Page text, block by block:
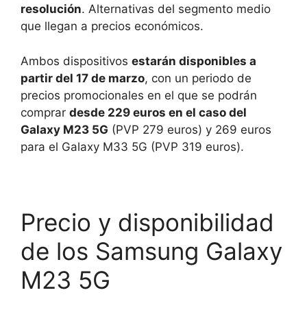
resolución. Alternativas del segmento medio
que llegan a precios económicos.
Ambos dispositivos estarán disponibles a
partir del 17 de marzo, con un periodo de
precios promocionales en el que se podrán
comprar desde 229 euros en el caso del
Galaxy M23 5G (PVP 279 euros) y 269 euros
para el Galaxy M33 5G (PVP 319 euros).
Precio y disponibilidad
de los Samsung Galaxy
M23 5G